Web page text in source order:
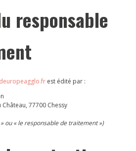
responsable
est édité par :
Château, 77700 Chessy
ou « le responsable de traitement »)